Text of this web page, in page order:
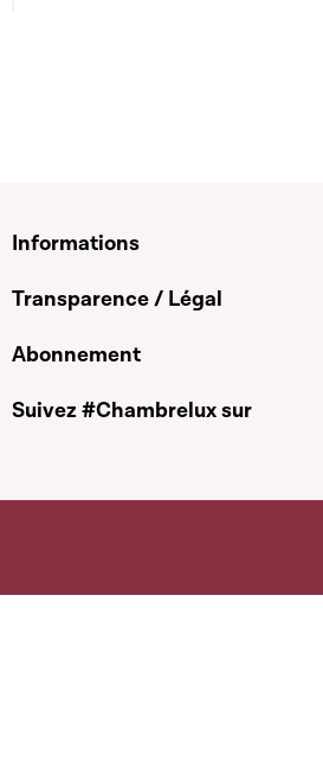
Informations
Transparence / Légal
Abonnement
Suivez #Chambrelux sur